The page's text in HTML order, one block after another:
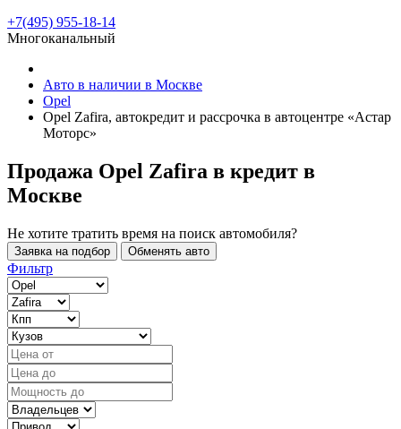
+7(495) 955-18-14
Многоканальный
Авто в наличии в Москве
Opel
Opel Zafira, автокредит и рассрочка в автоцентре «Астар
Моторс»
Продажа Opel Zafira в кредит в
Москве
Не хотите тратить время на поиск автомобиля?
Заявка на подбор Обменять авто
Фильтр